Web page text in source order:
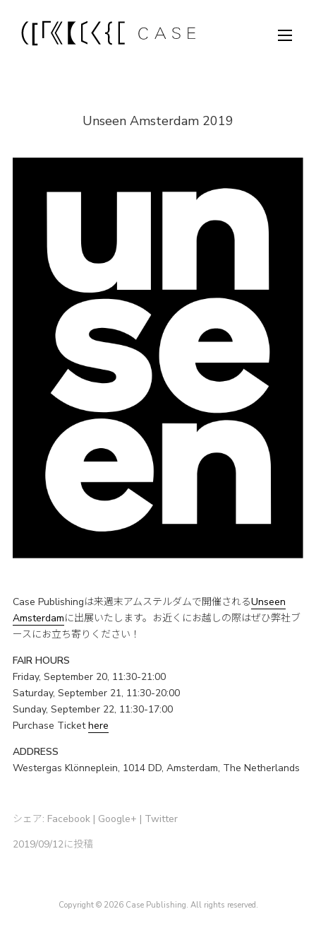
Unseen Amsterdam 2019
Case Publishingは来週末アムステルダムで開催されるUnseen
Amsterdamに出展いたします。お近くにお越しの際はぜひ弊社ブ
ースにお立ち寄りください！
FAIR HOURS
Friday, September 20, 11:30-21:00
Saturday, September 21, 11:30-20:00
Sunday, September 22, 11:30-17:00
Purchase Tickethere
ADDRESS
Westergas Klönneplein, 1014 DD, Amsterdam, The Netherlands
シェア: Facebook| Google+ | Twitter
2019/09/12に投稿
Copyright © 2026 Case Publishing. All rights reserved.